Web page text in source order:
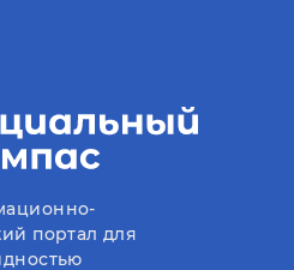
портал для